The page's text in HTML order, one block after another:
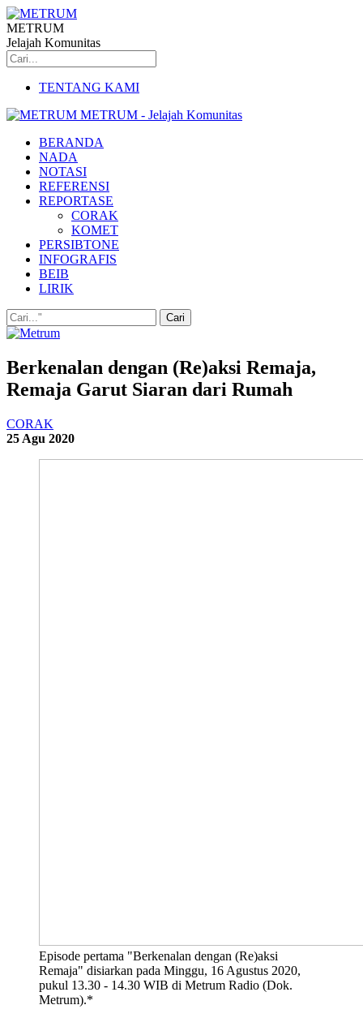
METRUM
Jelajah Komunitas
TENTANG KAMI
METRUM - Jelajah Komunitas
BERANDA
NADA
NOTASI
REFERENSI
REPORTASE
CORAK
KOMET
PERSIBTONE
INFOGRAFIS
BEIB
LIRIK
Berkenalan dengan (Re)aksi Remaja,
Remaja Garut Siaran dari Rumah
CORAK
25 Agu 2020
Episode pertama "Berkenalan dengan (Re)aksi
Remaja" disiarkan pada Minggu, 16 Agustus 2020,
pukul 13.30 - 14.30 WIB di Metrum Radio (Dok.
Metrum).*